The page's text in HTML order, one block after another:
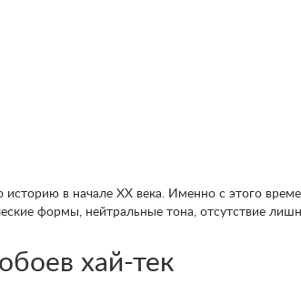
историю в начале ХХ века. Именно с этого
формы, нейтральные тона, отсутствие
хай-тек